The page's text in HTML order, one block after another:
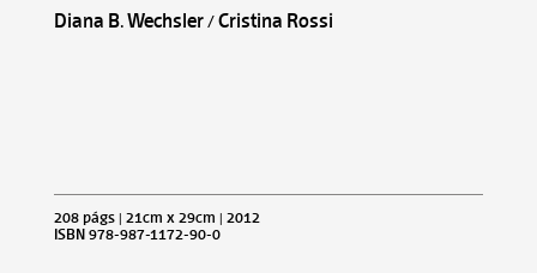
Diana B. Wechsler / Cristina Rossi
208 págs | 21cm x 29cm | 2012
ISBN 978-987-1172-90-0